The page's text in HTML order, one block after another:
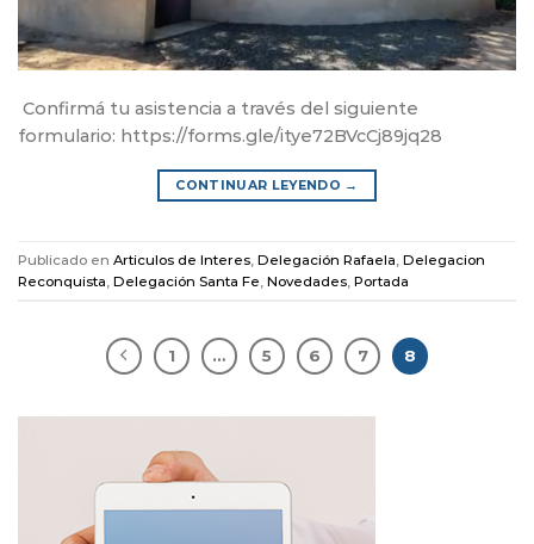
Confirmá tu asistencia a través del siguiente
formulario: https://forms.gle/itye72BVcCj89jq28
CONTINUAR LEYENDO →
Publicado en Articulos de Interes Delegación Rafaela Delegacion
Reconquista Delegación Santa Fe Novedades Portada
1 … 5 6 7 8